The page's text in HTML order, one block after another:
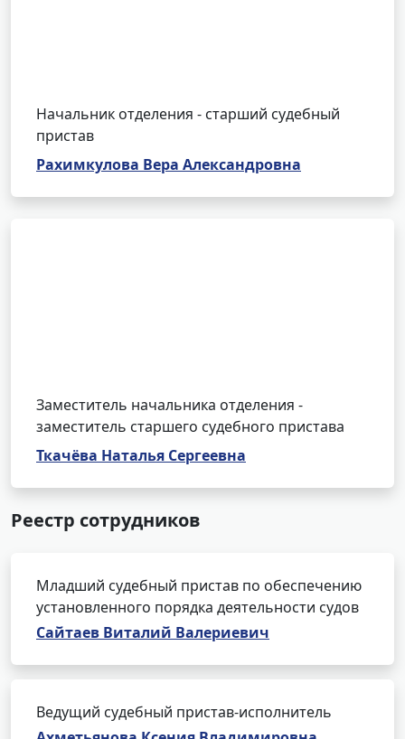
Начальник отделения - старший судебный
пристав
Рахимкулова Вера Александровна
Заместитель начальника отделения -
заместитель старшего судебного пристава
Ткачёва Наталья Сергеевна
Реестр сотрудников
Младший судебный пристав по обеспечению
установленного порядка деятельности судов
Сайтаев Виталий Валериевич
Ведущий судебный пристав-исполнитель